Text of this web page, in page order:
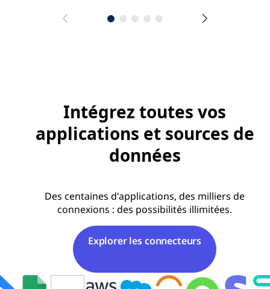
Intégrez toutes vos
applications et sources de
données
Des centaines d'applications, des milliers de
connexions : des possibilités illimitées.
Explorer les connecteurs